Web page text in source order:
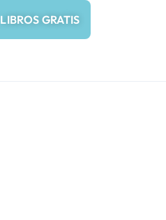
LIBROS GRATIS